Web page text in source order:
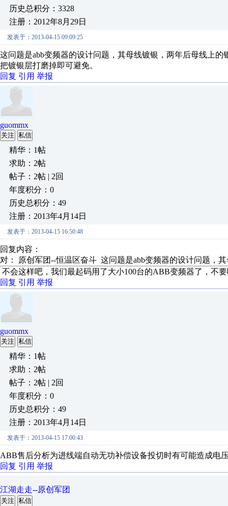
历史总积分：3328
注册：2012年8月29日
发表于：2013-04-15 09:09:25
这问题是abb变频器的设计问题，其母线镀银，两年后母线上
把镀银层打磨掉即可避免。
回复 引用 举报
guommx
关注 私信
精华：1帖
求助：2帖
帖子：2帖 | 2回
年度积分：0
历史总积分：49
注册：2013年4月14日
发表于：2013-04-15 16:50:48
回复内容：
对： 原创军团--恒温区奋斗 这问题是abb变频器的设计问题，
不会这样吧，我们最起码用了大小100台的ABB变频器了，不
回复 引用 举报
guommx
关注 私信
精华：1帖
求助：2帖
帖子：2帖 | 2回
年度积分：0
历史总积分：49
注册：2013年4月14日
发表于：2013-04-15 17:00:43
ABB售后分析为进线端自动无功补偿设备投切时有可能造成电
回复 引用 举报
江湖走走--原创军团
关注 私信